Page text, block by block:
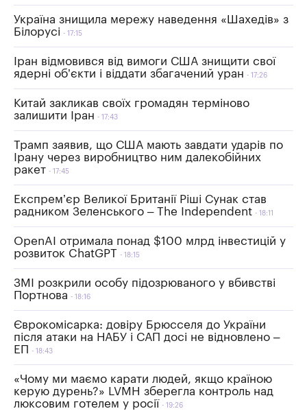
Україна знищила мережу наведення «Шахедів» з
Білорусі
17:15
Іран відмовився від вимоги США знищити свої
ядерні об’єкти і віддати збагачений уран
17:26
Китай закликав своїх громадян терміново
залишити Іран
17:43
Трамп заявив, що США мають завдати ударів по
Ірану через виробництво ним далекобійних
ракет
17:45
Експрем’єр Великої Британії Ріші Сунак став
радником Зеленського – The Independent
18:11
OpenAI отримала понад $100 млрд інвестицій у
розвиток ChatGPT
18:15
ЗМІ розкрили особу підозрюваного у вбивстві
Портнова
18:16
Єврокомісарка: довіру Брюсселя до України
після атаки на НАБУ і САП досі не відновлено –
ЕП
18:43
«Чому ми маємо карати людей, якщо країною
керую дурень?» LVMH зберегла контроль над
люксовим готелем у росії
19:26